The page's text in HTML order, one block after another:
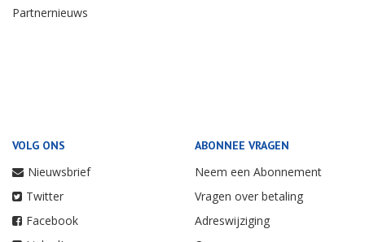
Partnernieuws
VOLG ONS
Nieuwsbrief
Twitter
Facebook
ABONNEE VRAGEN
Neem een Abonnement
Vragen over betaling
Adreswijziging